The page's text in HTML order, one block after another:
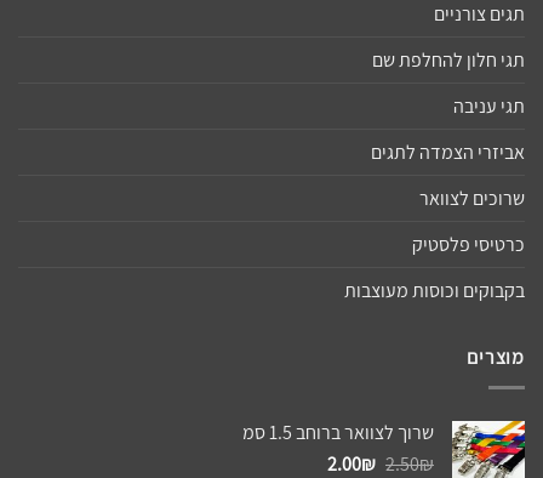
תגים צורניים
תגי חלון להחלפת שם
תגי עניבה
אביזרי הצמדה לתגים
שרוכים לצוואר
כרטיסי פלסטיק
בקבוקים וכוסות מעוצבות
מוצרים
שרוך לצוואר ברוחב 1.5 סמ
2.50₪
המחיר
2.00₪
המחיר